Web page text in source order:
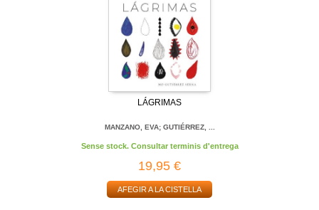
LÁGRIMAS
MANZANO, EVA; GUTIÉRREZ, ...
Sense stock. Consultar terminis d'entrega
19,95 €
AFEGIR A LA CISTELLA